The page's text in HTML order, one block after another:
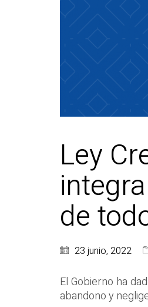
Ley
de
23 junio, 2022
El Gobierno ha
abandono y